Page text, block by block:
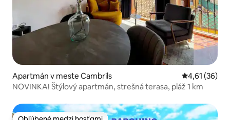
Apartmán v meste Cambrils Priemerné
4,61 (36)
NOVINKA! Štýlový apartmán, strešná terasa, pláž 1 km